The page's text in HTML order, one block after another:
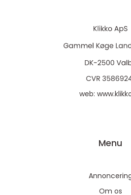
web:
Menu
Om os